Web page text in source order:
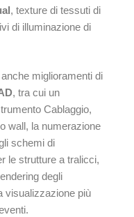
, texture di tessuti di
di illuminazione di
miglioramenti di
, tra cui un
Cablaggio,
wall, la numerazione
schemi di
le strutture a tralicci,
degli
visualizzazione più